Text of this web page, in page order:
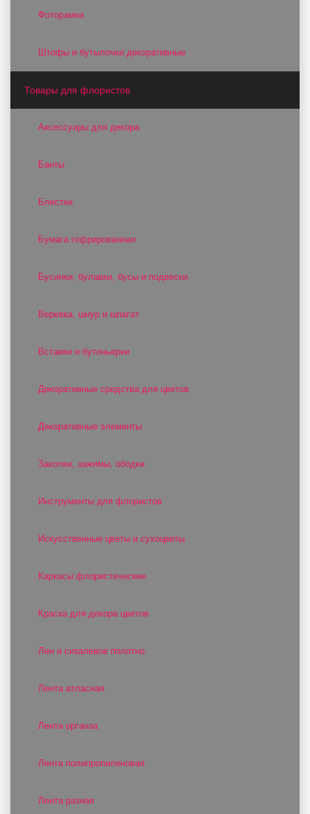
Фоторамки
Штофы и бутылочки декоративные
Товары для флористов
Аксессуары для декора
Банты
Блестки
Бумага гофрированная
Бусинки, булавки, бусы и подвески
Веревка, шнур и шпагат
Вставки и бутоньерки
Декоративные средства для цветов
Декоративные элементы
Заколки, зажимы, ободки
Инструменты для флористов
Искусственные цветы и сухоцветы
Каркасы флористические
Краска для декора цветов
Лен и сизалевое полотно
Лента атласная
Лента органза
Лента полипропиленовая
Лента разная